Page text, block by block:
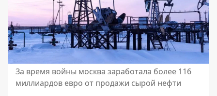
За время войны москва заработала более 116
миллиардов евро от продажи сырой нефти